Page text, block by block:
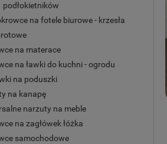
podłokietników
na fotele biurowe - krzesła
na materace
na ławki do kuchni - ogrodu
na poduszki
na kanapę
narzuty na meble
na zagłówek łóżka
samochodowe